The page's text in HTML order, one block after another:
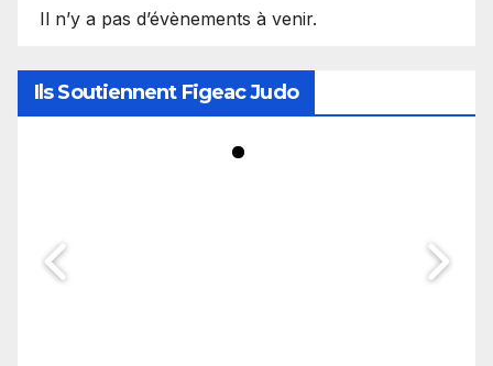
Il n’y a pas d’évènements à venir.
Ils Soutiennent Figeac Judo